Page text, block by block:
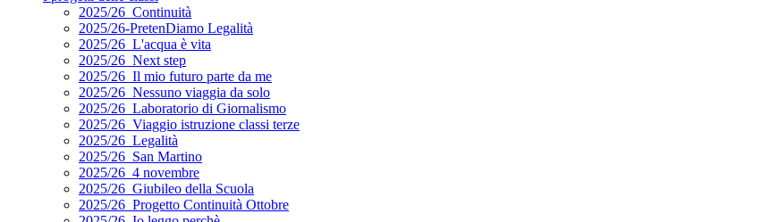
2025/26_Continuità
2025/26-PretenDiamo Legalità
2025/26_L'acqua è vita
2025/26_Next step
2025/26_Il mio futuro parte da me
2025/26_Nessuno viaggia da solo
2025/26_Laboratorio di Giornalismo
2025/26_Viaggio istruzione classi terze
2025/26_Legalità
2025/26_San Martino
2025/26_4 novembre
2025/26_Giubileo della Scuola
2025/26_Progetto Continuità Ottobre